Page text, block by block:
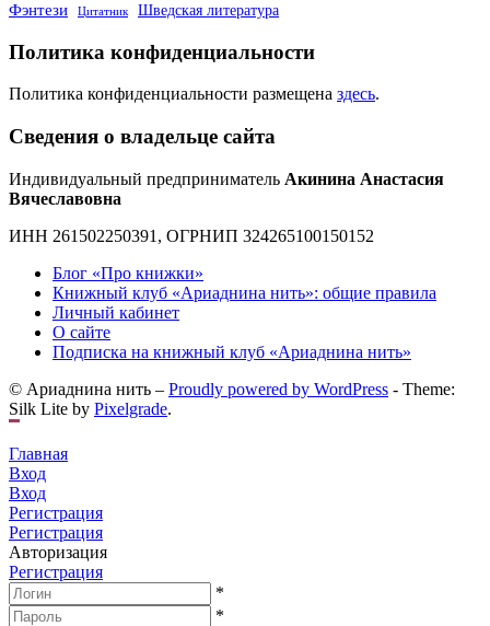
Фэнтези Цитатник Шведская литература
Политика конфиденциальности
Политика конфиденциальности размещена здесь.
Сведения о владельце сайта
Индивидуальный предприниматель Акинина Анастасия
Вячеславовна
ИНН 261502250391, ОГРНИП 324265100150152
Блог «Про книжки»
Книжный клуб «Ариаднина нить»: общие правила
Личный кабинет
О сайте
Подписка на книжный клуб «Ариаднина нить»
© Ариаднина нить – Proudly powered by WordPress - Theme:
Silk Lite by Pixelgrade.
Главная
Вход
Вход
Регистрация
Регистрация
Авторизация
Регистрация
*
*